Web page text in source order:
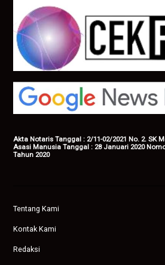
Akta Notaris Tanggal : 2/11-02/2021 No. 2. SK
Asasi Manusia Tanggal : 28 Januari 2020
Tahun 2020
Tentang Kami
Kontak Kami
Redaksi